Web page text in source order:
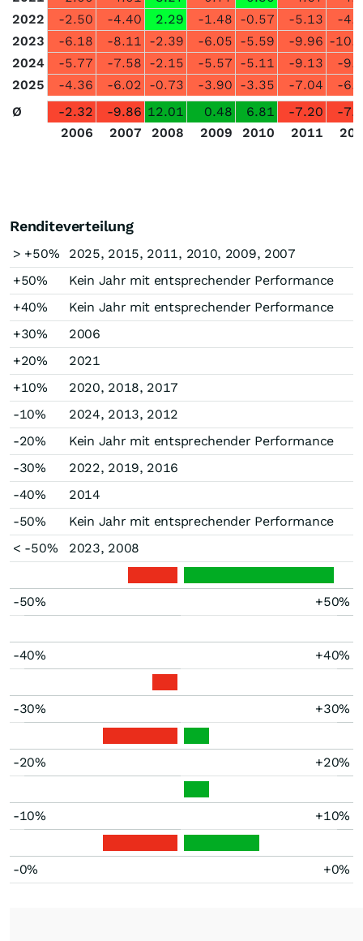
2022
-2.50 -4.40 2.29 -1.48 -0.57 -5.13
-
2023
-6.18 -8.11 -2.39 -6.05 -5.59 -9.96 -
2024
-5.77 -7.58 -2.15 -5.57 -5.11 -9.13
-
2025
-4.36 -6.02 -0.73 -3.90 -3.35 -7.04
-
Ø
-2.32 -9.86 12.01 0.48 6.81 -7.20
-
2006
2007 2008 2009 2010 2011
Renditeverteilung
> +50%
2025, 2015, 2011, 2010, 2009, 2007
+50%
Kein Jahr mit entsprechender Performance
+40%
Kein Jahr mit entsprechender Performance
+30%
2006
+20%
2021
+10%
2020, 2018, 2017
-10%
2024, 2013, 2012
-20%
Kein Jahr mit entsprechender Performance
-30%
2022, 2019, 2016
-40%
2014
-50%
Kein Jahr mit entsprechender Performance
< -50%
2023, 2008
-50% +50%
-40% +40%
-30% +30%
-20% +20%
-10% +10%
-0% +0%